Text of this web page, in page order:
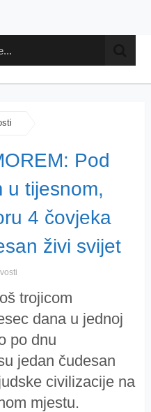
Pod
u tijesnom,
4 čovjeka
živi svijet
trojicom
dana u jednoj
po dnu
jedan čudesan
civilizacije na
mjestu.